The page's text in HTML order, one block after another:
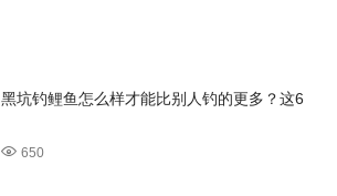
黑坑钓鲤鱼怎么样才能比别人钓的更多？这6
650